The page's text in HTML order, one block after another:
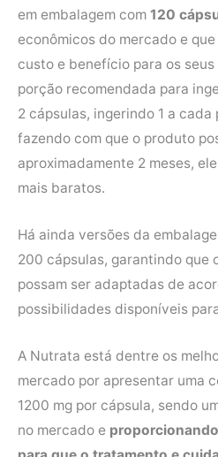
em embalagem com 120
econômicos do mercado e
custo e benefício para os
porção recomendada para
2 cápsulas, ingerindo 1 a
fazendo com que o produto
aproximadamente 2 meses,
mais baratos.
Há ainda versões da
200 cápsulas, garantindo que
possam ser adaptadas de
possibilidades disponíveis
A Nutrata está dentre os
mercado por apresentar uma
1200 mg por cápsula, sendo
no mercado e